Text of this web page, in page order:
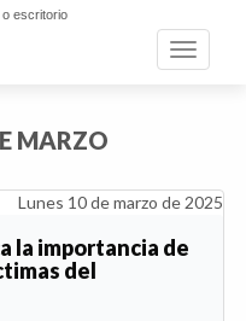
escritorio
Toggle
MARZO
Lunes 10 de marzo de 2025
la importancia de
del